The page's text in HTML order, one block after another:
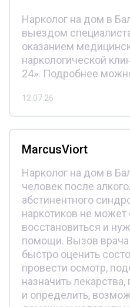
Нарколог на дом в
выездом
оказанием
наркологической
24». Подробнее
12.07.26
MarcusViort
Нарколог на дом в
человек после
абстинентного
наркотиков не может
восстановиться и
помощи. Вызов
быстро оценить
провести осмотр,
назначить
и определить,